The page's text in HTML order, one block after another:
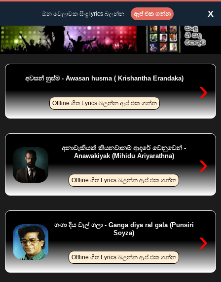
›
අවසන් හුස්ම - Awasan husma ( Krishantha Erandaka)
Offline ගීත Lyrics බලන්න ඇප් එක ගන්න
›
අනාවැකියක් කියනවානම් ආදරේ වෙනුවෙන් -
Anawakiyak (Mihidu Ariyarathna)
Offline ගීත Lyrics බලන්න ඇප් එක ගන්න
›
ගංගා දිය වැල් ගලා - Ganga diya ral gala (Punsiri
Soyza)
Offline ගීත Lyrics බලන්න ඇප් එක ගන්න
ඕන වෙලාවක සිංදු lyrics බලන්න ඇප් එක ගන්න X